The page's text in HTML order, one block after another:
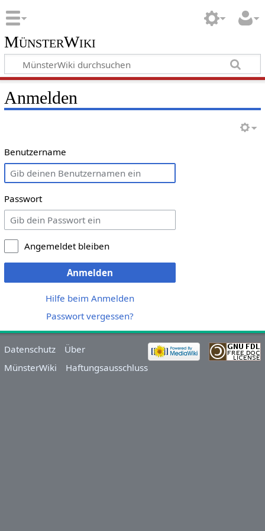
MünsterWiki
Anmelden
Benutzername
Passwort
Angemeldet bleiben
Anmelden
Hilfe beim Anmelden
Passwort vergessen?
Datenschutz
Über
MünsterWiki
Haftungsausschluss